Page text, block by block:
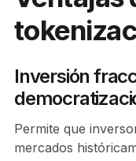
Inversión
Permite que
mercados